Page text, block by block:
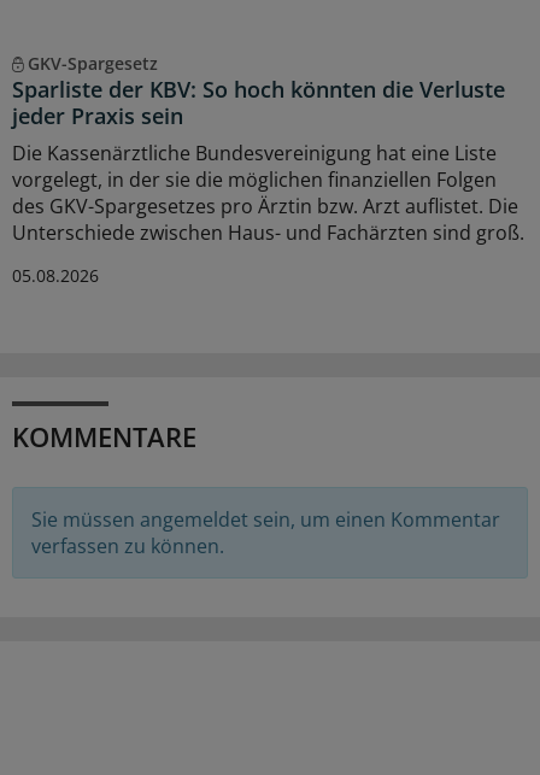
GKV-Spargesetz
Sparliste der KBV: So hoch könnten die Verluste
jeder Praxis sein
Die Kassenärztliche Bundesvereinigung hat eine Liste
vorgelegt, in der sie die möglichen finanziellen Folgen
des GKV-Spargesetzes pro Ärztin bzw. Arzt auflistet. Die
Unterschiede zwischen Haus- und Fachärzten sind groß.
05.08.2026
KOMMENTARE
Sie müssen angemeldet sein, um einen Kommentar
verfassen zu können.